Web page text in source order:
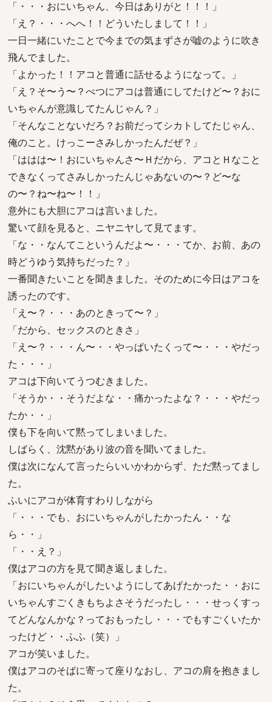
「・・・おにいちゃん、今日はありがと！！！」
「え？・・・へへ！！どういたしまして！！」
一日一緒にいたことで今までの気まずさが嘘のように吹き
飛んでました。
「よかった！！アコと普通に話せるようになって。」
「え？そ〜う〜？べつにアコは普通にしてたけど〜？おに
いちゃんが意識してたんじゃん？」
「そんなことないだろ？お前だってシカトしてたじゃん、
俺のこと。けっこーさみしかったんだぜ？」
「ははは〜！おにいちゃんさ〜Ｈだから、アコとＨなこと
できなくってさみしかったんじゃあないの〜？ど〜な
の〜？ね〜ね〜！！」
意外にも大胆にアコは言いました。
驚いて顔を見ると、ニヤニヤして見てます。
「な・・なんてこというんだよ〜・・・てか、お前、あの
時どうゆう気持ちだった？」
一番聞きたいことを聞きました。そのために今日はアコを
誘ったのです。
「え〜？・・・あのときって〜？」
「だから、セックスのときさ」
「え〜？・・・ん〜・・やっぱいたくって〜・・・やだっ
た・・・」
アコは下向いてうつむきました。
「そうか・・そうだよな・・痛かったよな？・・・やだっ
たか・・」
僕も下を向いて黙ってしまいました。
しばらく、沈黙があり波の音を聞いてました。
僕は次になんて言ったらいいかわからず、ただ黙ってまし
た。
ふいにアコが体育すわりしながら
「・・・でも、おにいちゃんがしたかったん・・な
ら・・」
「・・え？」
僕はアコの方を見て聞き返しました。
「おにいちゃんがしたいようにしてあげたかった・・おに
いちゃんすごくきもちよさそうだったし・・・せっくすっ
てどんなんかな？っておもったし・・・でもすごくいたか
ったけど・・ふふ（笑）」
アコが笑いました。
僕はアコのそばに寄って座りなおし、アコの肩を抱きまし
た。